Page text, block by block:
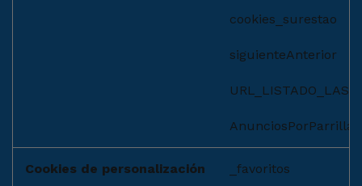
cookies_surestao
siguienteAnterior
AnunciosPorParrilla
Cookies de personalización _favoritos